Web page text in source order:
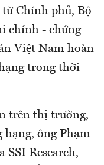
từ Chính phủ, Bộ
chính - chứng
Việt Nam hoàn
trong thời
trên thị trường,
hạng, ông Phạm
Research,